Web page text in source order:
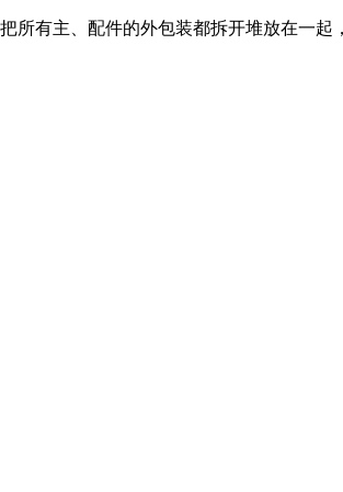
有主、配件的外包装都拆开堆放在一起